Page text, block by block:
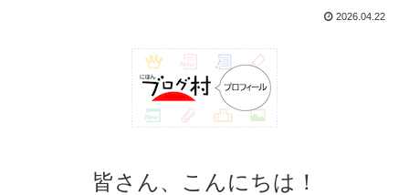
2026.04.22
皆さん、こんにちは！